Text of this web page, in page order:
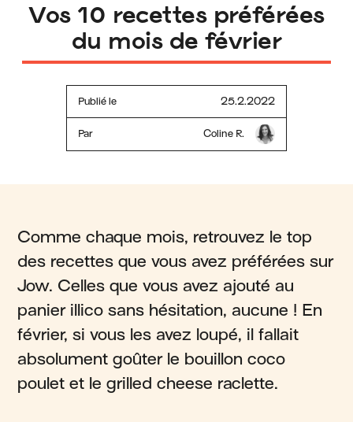
Vos 10 recettes préférées
du mois de février
Publié le 25.2.2022
Par Coline R.
Comme chaque mois, retrouvez le top
des recettes que vous avez préférées sur
Jow. Celles que vous avez ajouté au
panier illico sans hésitation, aucune ! En
février, si vous les avez loupé, il fallait
absolument goûter le bouillon coco
poulet et le grilled cheese raclette.